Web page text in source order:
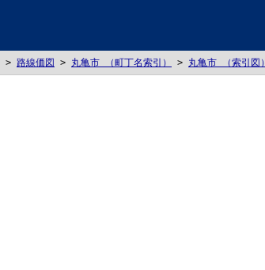
> 路線価図 > 丸亀市 （町丁名索引） > 丸亀市 （索引図）